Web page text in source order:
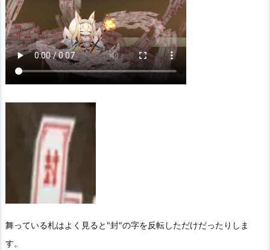
舞っている札はよく見ると"封"の字を反転しただけだったりしま
す。